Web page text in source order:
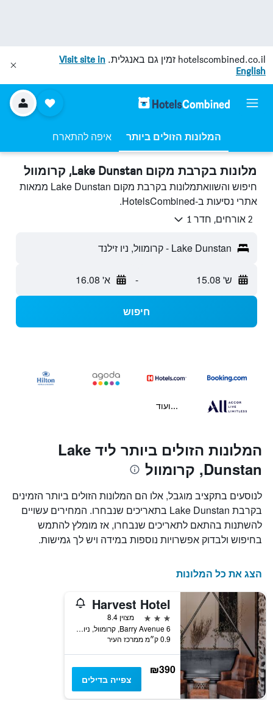
hotelscombined.co.il זמין גם באנגלית. Visit site in
English
המלונות הזולים ביותר איפה להתארח
מלונות בקרבת מקום Lake Dunstan, קרומוול
חיפוש והשוואתמלונות בקרבת מקום Lake Dunstan ממאות
אתרי נסיעות ב-HotelsCombined.
2 אורחים, חדר 1
Lake Dunstan - קרומוול, ניו זילנד
ש' 15.08 - א' 16.08
חיפוש
...ועוד
המלונות הזולים ביותר ליד Lake
Dunstan, קרומוול
לנוסעים בתקציב מוגבל, אלו הם המלונות הזולים ביותר הזמינים
בקרבת Lake Dunstan בתאריכים שנבחרו. המחירים עשויים
להשתנות בהתאם לתאריכים שנבחרו, אז מומלץ להתמש
בחיפוש ולבדוק אפשרויות נוספות במידה ויש לך גמישות.
הצג את כל המלונות
Harvest Hotel
3 כוכבים
מצוין 8.4
6 Barry Avenue, קרומוול, ניו זילנד
0.9 ק״מ ממרכז העיר
₪390
צפייה בדילים